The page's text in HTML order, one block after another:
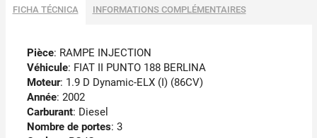
FICHA TÉCNICA INFORMATIONS COMPLÉMENTAIRES
Pièce: RAMPE INJECTION
Véhicule: FIAT II PUNTO 188 BERLINA
Moteur: 1.9 D Dynamic-ELX (I) (86CV)
Année: 2002
Carburant: Diesel
Nombre de portes: 3